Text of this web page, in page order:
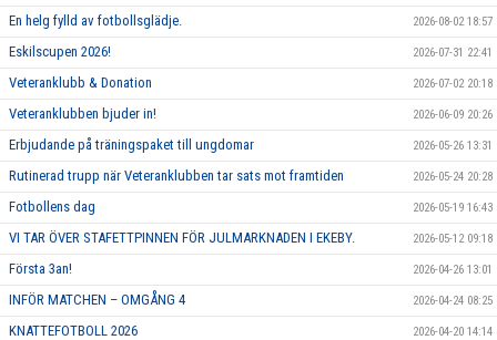
En helg fylld av fotbollsglädje. 2026-08-02 18:57
Eskilscupen 2026! 2026-07-31 22:41
Veteranklubb & Donation 2026-07-02 20:18
Veteranklubben bjuder in! 2026-06-09 20:26
Erbjudande på träningspaket till ungdomar 2026-05-26 13:31
Rutinerad trupp när Veteranklubben tar sats mot framtiden 2026-05-24 20:28
Fotbollens dag 2026-05-19 16:43
VI TAR ÖVER STAFETTPINNEN FÖR JULMARKNADEN I EKEBY. 2026-05-12 09:18
Första 3an! 2026-04-26 13:01
INFÖR MATCHEN – OMGÅNG 4 2026-04-24 08:25
KNATTEFOTBOLL 2026 2026-04-20 14:14